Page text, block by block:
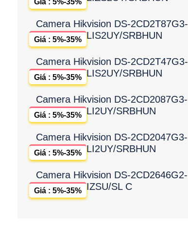
Camera Hikvision DS-2CD2T87G3-
LIS2UY/SRBHUN
Giá : 5%-35%
Camera Hikvision DS-2CD2T47G3-
LIS2UY/SRBHUN
Giá : 5%-35%
Camera Hikvision DS-2CD2087G3-
LI2UY/SRBHUN
Giá : 5%-35%
Camera Hikvision DS-2CD2047G3-
LI2UY/SRBHUN
Giá : 5%-35%
Camera Hikvision DS-2CD2646G2-
IZSU/SL C
Giá : 5%-35%